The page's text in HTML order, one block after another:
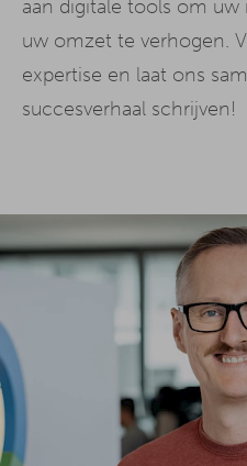
aan digitale tools om
uw omzet te verhogen.
expertise en laat ons
succesverhaal schrijven!